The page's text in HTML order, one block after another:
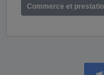
Commerce et